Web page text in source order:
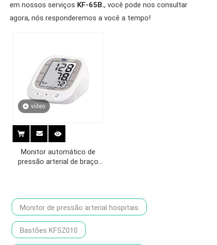
em nossos serviços KF-65B., você pode nos consultar
agora, nós responderemos a você a tempo!
vídeo
Monitor automático de
pressão arterial de braço
Monitor de pressão arterial hospitais
Bastões KFSZ010